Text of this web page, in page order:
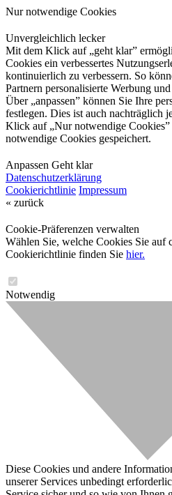
Nur notwendige Cookies
Unvergleichlich lecker
Mit dem Klick auf „geht klar”
Cookies ein verbessertes
kontinuierlich zu verbessern. So
Partnern personalisierte Werbung
Über „anpassen” können Sie Ihre
festlegen. Dies ist auch nachträglich
Klick auf „Nur notwendige
notwendige Cookies gespeichert.
Anpassen Geht klar
Datenschutzerklärung
Cookierichtlinie Impressum
« zurück
Cookie-Präferenzen verwalten
Wählen Sie, welche Cookies Sie auf
Cookierichtlinie finden Sie hier.
Notwendig
Diese Cookies und andere
unserer Services unbedingt